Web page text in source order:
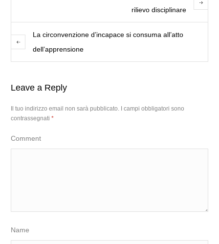
rilievo disciplinare
La circonvenzione d’incapace si consuma all’atto
dell’apprensione
Leave a Reply
Il tuo indirizzo email non sarà pubblicato.
I campi obbligatori sono
contrassegnati*
Comment
Name